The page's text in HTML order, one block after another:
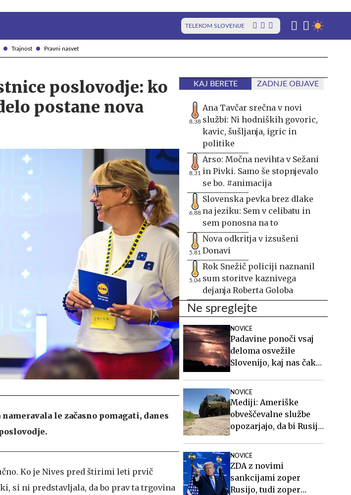
Trajnost Pravni nasvet
TELEKOM SLOVENIJE
poslovodje: ko
postane nova
le začasno pomagati, danes
Ko je Nives pred štirimi leti prvič
si ni predstavljala, da bo prav ta trgovina
KAJ BERETE ZADNJE OBJAVE
8,38
Ana Tavčar srečna v novi
službi: Ni hodniških govoric,
kavic, šušljanja, igric in
politike
8,31
Arso: Močna nevihta v Sežani
in Pivki. Samo še stopnjevalo
se bo. #animacija
6,88
Slovenska pevka brez dlake
na jeziku: Sem v celibatu in
sem ponosna na to
5,81
Nova odkritja v izsušeni
Donavi
5,04
Rok Snežič policiji naznanil
sum storitve kaznivega
dejanja Roberta Goloba
Ne spreglejte
NOVICE
Padavine ponoči vsaj
deloma osvežile
Slovenijo, kaj nas čaka
NOVICE
Mediji: Ameriške
obveščevalne službe
opozarjajo, da bi Rusija
NOVICE
ZDA z novimi
sankcijami zoper
Rusijo, tudi zoper